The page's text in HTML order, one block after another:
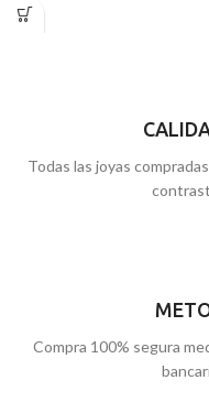
lisa y brillante. Su estructura de
oval
manteniendo un equilibrio
entre modernidad y tradición.
21x12 mm, se
convierte en un accesorio versátil y
tiendas de Málaga, o si lo
encárgalos online y te los
Todas las joyas
Compra 100% segura